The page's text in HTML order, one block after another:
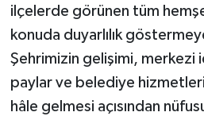
ilçelerde görünen tüm
konuda duyarlılık
Şehrimizin gelişimi, merkezi
paylar ve belediye
hâle gelmesi açısından